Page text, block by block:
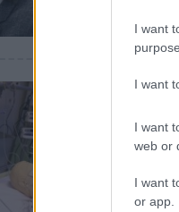
I want
I want
I want
web or
I want
or app.
2023. február 3.
A
mennyi
Egyes